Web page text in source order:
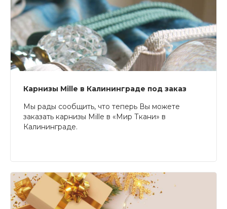
Карнизы Mille в Калининграде под заказ
Мы рады сообщить, что теперь Вы можете
заказать карнизы Mille в «Мир Ткани» в
Калининграде.